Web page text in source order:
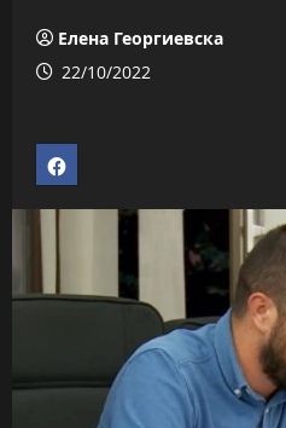
Елена Георгиевска
22/10/2022